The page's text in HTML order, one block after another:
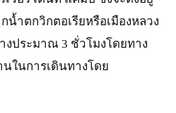
ำตกวิกตอเรียหรือเมืองหลวง
งประมาณ 3 ชั่วโมงโดยทาง
ในการเดินทางโดย